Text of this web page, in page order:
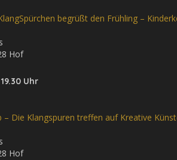
begrüßt den Frühling –
Hof
Uhr
Die Klangspuren treffen auf Kreative
Hof